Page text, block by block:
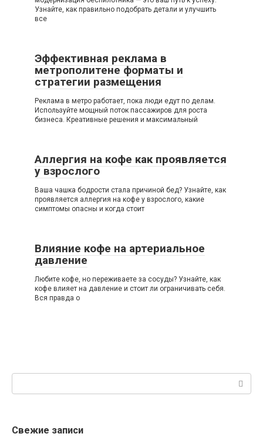
Узнайте, как правильно подобрать детали и улучшить
все
Эффективная реклама в
метрополитене форматы и
стратегии размещения
Реклама в метро работает, пока люди едут по делам.
Используйте мощный поток пассажиров для роста
бизнеса. Креативные решения и максимальный
Аллергия на кофе как проявляется
у взрослого
Ваша чашка бодрости стала причиной бед? Узнайте, как
проявляется аллергия на кофе у взрослого, какие
симптомы опасны и когда стоит
Влияние кофе на артериальное
давление
Любите кофе, но переживаете за сосуды? Узнайте, как
кофе влияет на давление и стоит ли ограничивать себя.
Вся правда о
Свежие записи